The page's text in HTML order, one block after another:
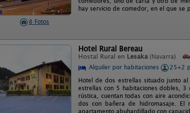
8 Fotos
hay servicio de comedor, en el que se
Hotel Rural Bereau
Hostal Rural en Lesaka (Navarra)
Alquiler por habitaciones
25+2
Hotel de dos estrellas situado junto
estrellas con 5 habitaciones dobles,
rústica, cuentan todas con aire
dos con bañera de hidromasaje. El
apartamento abuhardillado con